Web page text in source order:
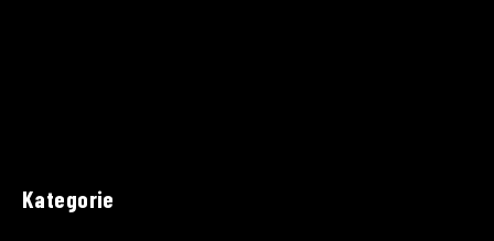
Kategorie